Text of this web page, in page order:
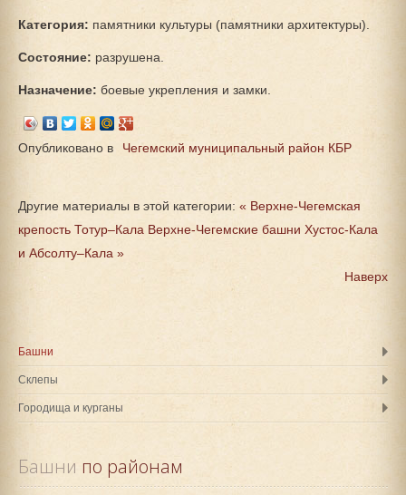
Категория: памятники культуры (памятники архитектуры).
Состояние: разрушена.
Назначение: боевые укрепления и замки.
Опубликовано в Чегемский муниципальный район КБР
Другие материалы в этой категории: « Верхне-Чегемская
крепость Тотур–Кала Верхне-Чегемские башни Хустос-Кала
и Абсолту–Кала »
Наверх
Башни
Склепы
Городища и курганы
Башни по районам